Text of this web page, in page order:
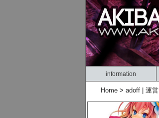
information
Home > adoff 運営